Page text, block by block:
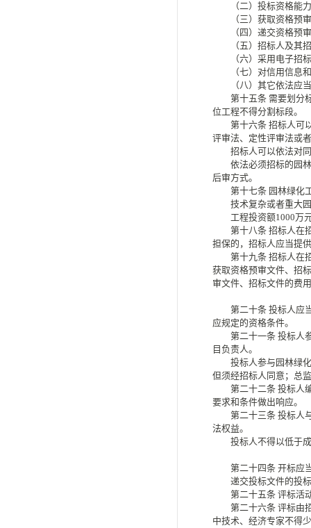
（二）投标资格能力
（三）获取资格预审
（四）递交资格预审
（五）招标人及其招
（六）采用电子招标
（七）对信用信息和
（八）其它依法应当
第十五条 需要划分
位工程不得分割标段。
第十六条 招标人可
评审法、定性评审法或
招标人可以依法对同
依法必须招标的园林
后审方式。
第十七条 园林绿化
技术复杂或者重大园
工程投资额1000万
第十八条 招标人在
担保的，招标人应当提
第十九条 招标人在
获取资格预审文件、招
审文件、招标文件的费
第二十条 投标人应
应规定的资格条件。
第二十一条 投标人
目负责人。
投标人参与园林绿化
但须经招标人同意；总
第二十二条 投标人
要求和条件做出响应。
第二十三条 投标人
法权益。
投标人不得以低于成
第二十四条 开标应
递交投标文件的投标
第二十五条 评标活
第二十六条 评标由
中技术、经济专家不得